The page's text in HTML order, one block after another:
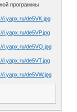
программы